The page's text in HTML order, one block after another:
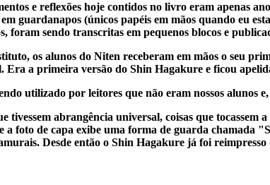
e reflexões hoje contidos no livro eram apenas
guardanapos (únicos papéis em mãos quando eu
foram sendo transcritas em pequenos blocos e
os alunos do Niten receberam em mãos o seu
Era a primeira versão do Shin Hagakure e ficou
utilizado por leitores que não eram nossos alunos
tivessem abrangência universal, coisas que tocassem
foto de capa exibe uma forma de guarda chamada
Desde então o Shin Hagakure já foi